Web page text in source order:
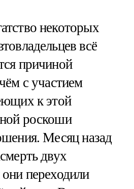
некоторых
всё
причиной
с участием
к этой
роскоши
Месяц назад
двух
переходили